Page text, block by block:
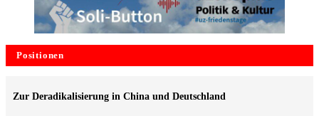
Positionen
Zur Deradikalisierung in China und Deutschland